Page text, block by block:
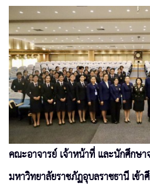
คณะอาจารย์ เจ้าหน้าที่ และนักศึกษ
มหาวิทยาลัยราชภัฏอุบลราชธานี เข้